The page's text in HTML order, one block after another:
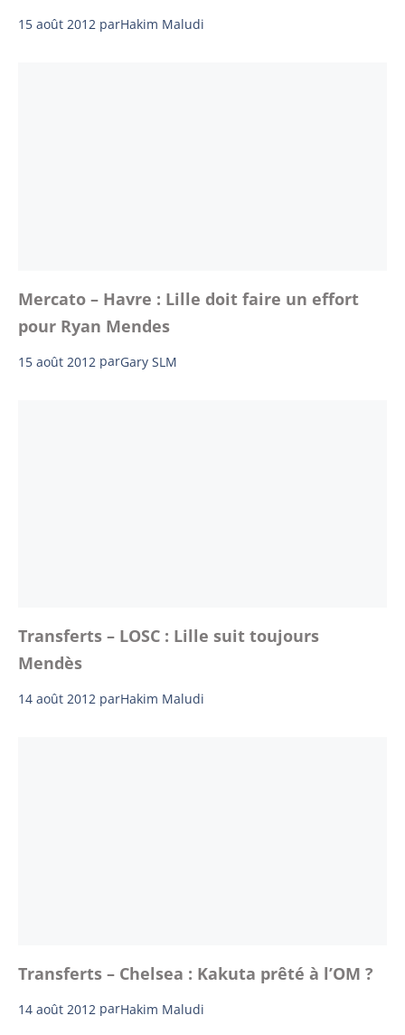
15 août 2012 parHakim Maludi
Mercato – Havre : Lille doit faire un effort
pour Ryan Mendes
15 août 2012 parGary SLM
Transferts – LOSC : Lille suit toujours
Mendès
14 août 2012 parHakim Maludi
Transferts – Chelsea : Kakuta prêté à l’OM ?
14 août 2012 parHakim Maludi